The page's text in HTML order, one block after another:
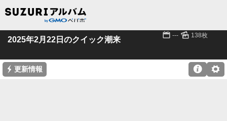
2025年2月22日のクイック潮来 📅 --- 🌄 138枚
⚡ 更新情報 ⚙
